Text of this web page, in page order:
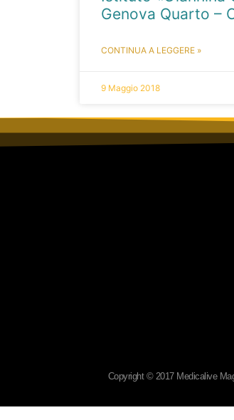
Genova Quarto –
CONTINUA A LEGGERE »
9 Maggio 2018
Copyright © 2017 Medicalive